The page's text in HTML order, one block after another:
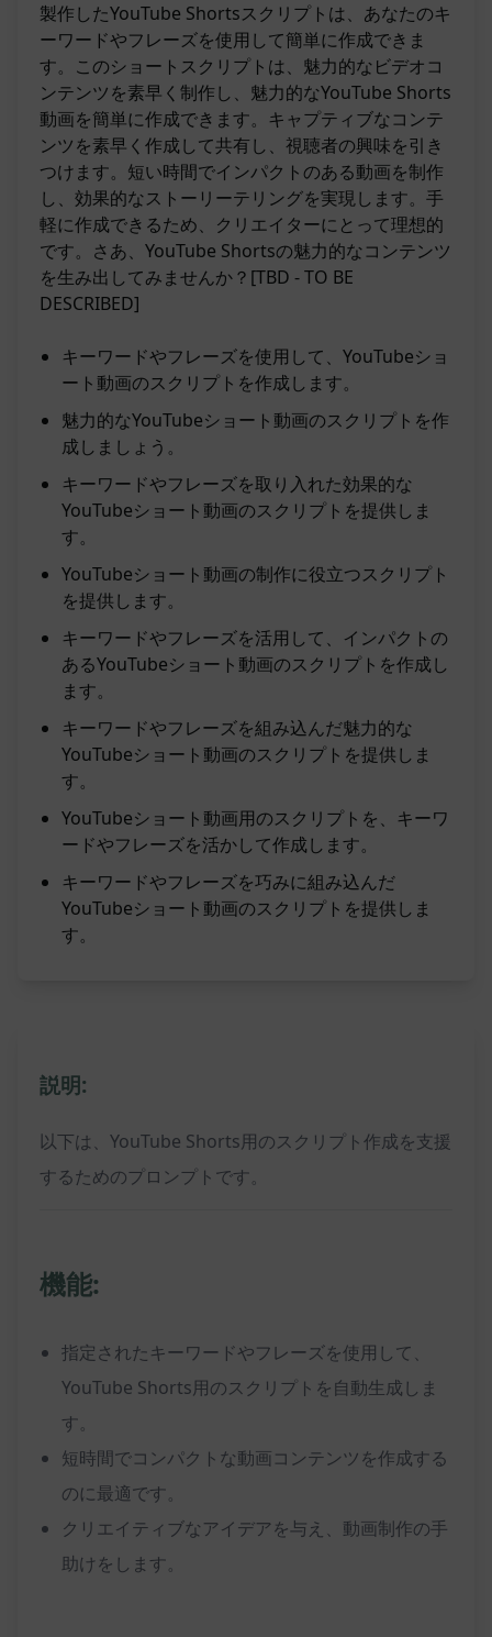
製作したYouTube Shortsスクリプトは、あなたのキ
ーワードやフレーズを使用して簡単に作成できま
す。このショートスクリプトは、魅力的なビデオコ
ンテンツを素早く制作し、魅力的なYouTube Shorts
動画を簡単に作成できます。キャプティブなコンテ
ンツを素早く作成して共有し、視聴者の興味を引き
つけます。短い時間でインパクトのある動画を制作
し、効果的なストーリーテリングを実現します。手
軽に作成できるため、クリエイターにとって理想的
です。さあ、YouTube Shortsの魅力的なコンテンツ
を生み出してみませんか？[TBD - TO BE
DESCRIBED]
キーワードやフレーズを使用して、YouTubeショ
ート動画のスクリプトを作成します。
魅力的なYouTubeショート動画のスクリプトを作
成しましょう。
キーワードやフレーズを取り入れた効果的な
YouTubeショート動画のスクリプトを提供しま
す。
YouTubeショート動画の制作に役立つスクリプト
を提供します。
キーワードやフレーズを活用して、インパクトの
あるYouTubeショート動画のスクリプトを作成し
ます。
キーワードやフレーズを組み込んだ魅力的な
YouTubeショート動画のスクリプトを提供しま
す。
YouTubeショート動画用のスクリプトを、キーワ
ードやフレーズを活かして作成します。
キーワードやフレーズを巧みに組み込んだ
YouTubeショート動画のスクリプトを提供しま
す。
説明:
以下は、YouTube Shorts用のスクリプト作成を支援
するためのプロンプトです。
機能:
指定されたキーワードやフレーズを使用して、
YouTube Shorts用のスクリプトを自動生成しま
す。
短時間でコンパクトな動画コンテンツを作成する
のに最適です。
クリエイティブなアイデアを与え、動画制作の手
助けをします。